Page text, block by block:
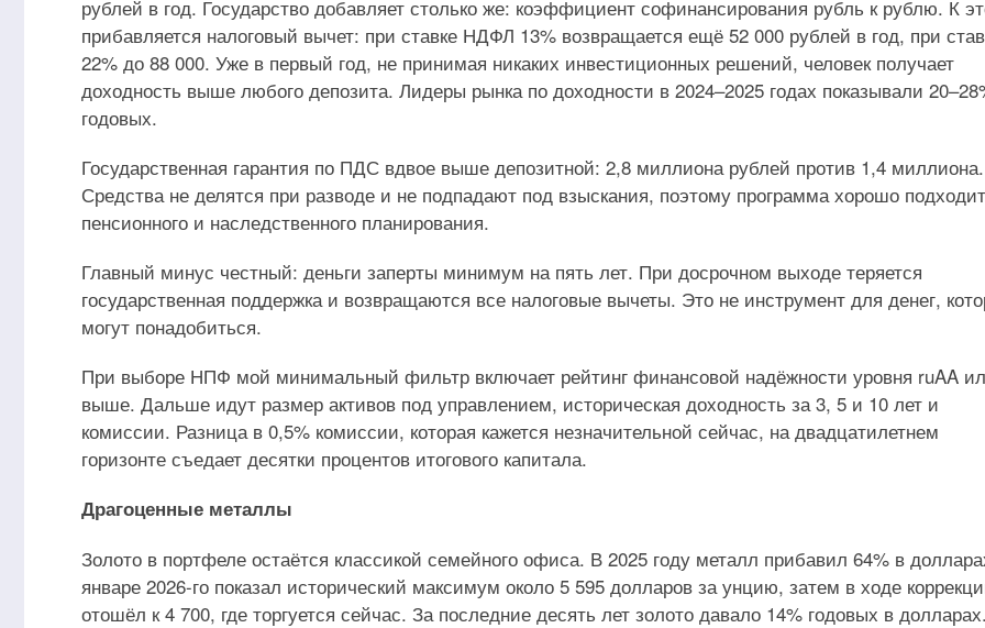
рублей в год. Государство добавляет столько же: коэффициент софинансирования рубль к рублю. К
прибавляется налоговый вычет: при ставке НДФЛ 13% возвращается ещё 52 000 рублей в год, при
22% до 88 000. Уже в первый год, не принимая никаких инвестиционных решений, человек получает
доходность выше любого депозита. Лидеры рынка по доходности в 2024–2025 годах показывали
годовых.
Государственная гарантия по ПДС вдвое выше депозитной: 2,8 миллиона рублей против 1,4 миллиона.
Средства не делятся при разводе и не подпадают под взыскания, поэтому программа хорошо
пенсионного и наследственного планирования.
Главный минус честный: деньги заперты минимум на пять лет. При досрочном выходе теряется
государственная поддержка и возвращаются все налоговые вычеты. Это не инструмент для денег,
могут понадобиться.
При выборе НПФ мой минимальный фильтр включает рейтинг финансовой надёжности уровня ruAA
выше. Дальше идут размер активов под управлением, историческая доходность за 3, 5 и 10 лет и
комиссии. Разница в 0,5% комиссии, которая кажется незначительной сейчас, на двадцатилетнем
горизонте съедает десятки процентов итогового капитала.
Драгоценные металлы
Золото в портфеле остаётся классикой семейного офиса. В 2025 году металл прибавил 64% в
январе 2026-го показал исторический максимум около 5 595 долларов за унцию, затем в ходе
отошёл к 4 700, где торгуется сейчас. За последние десять лет золото давало 14% годовых в долларах.